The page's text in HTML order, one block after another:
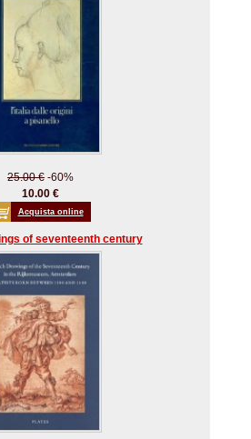
25.00 € -60%
10.00 €
Acquista online
of seventeenth century